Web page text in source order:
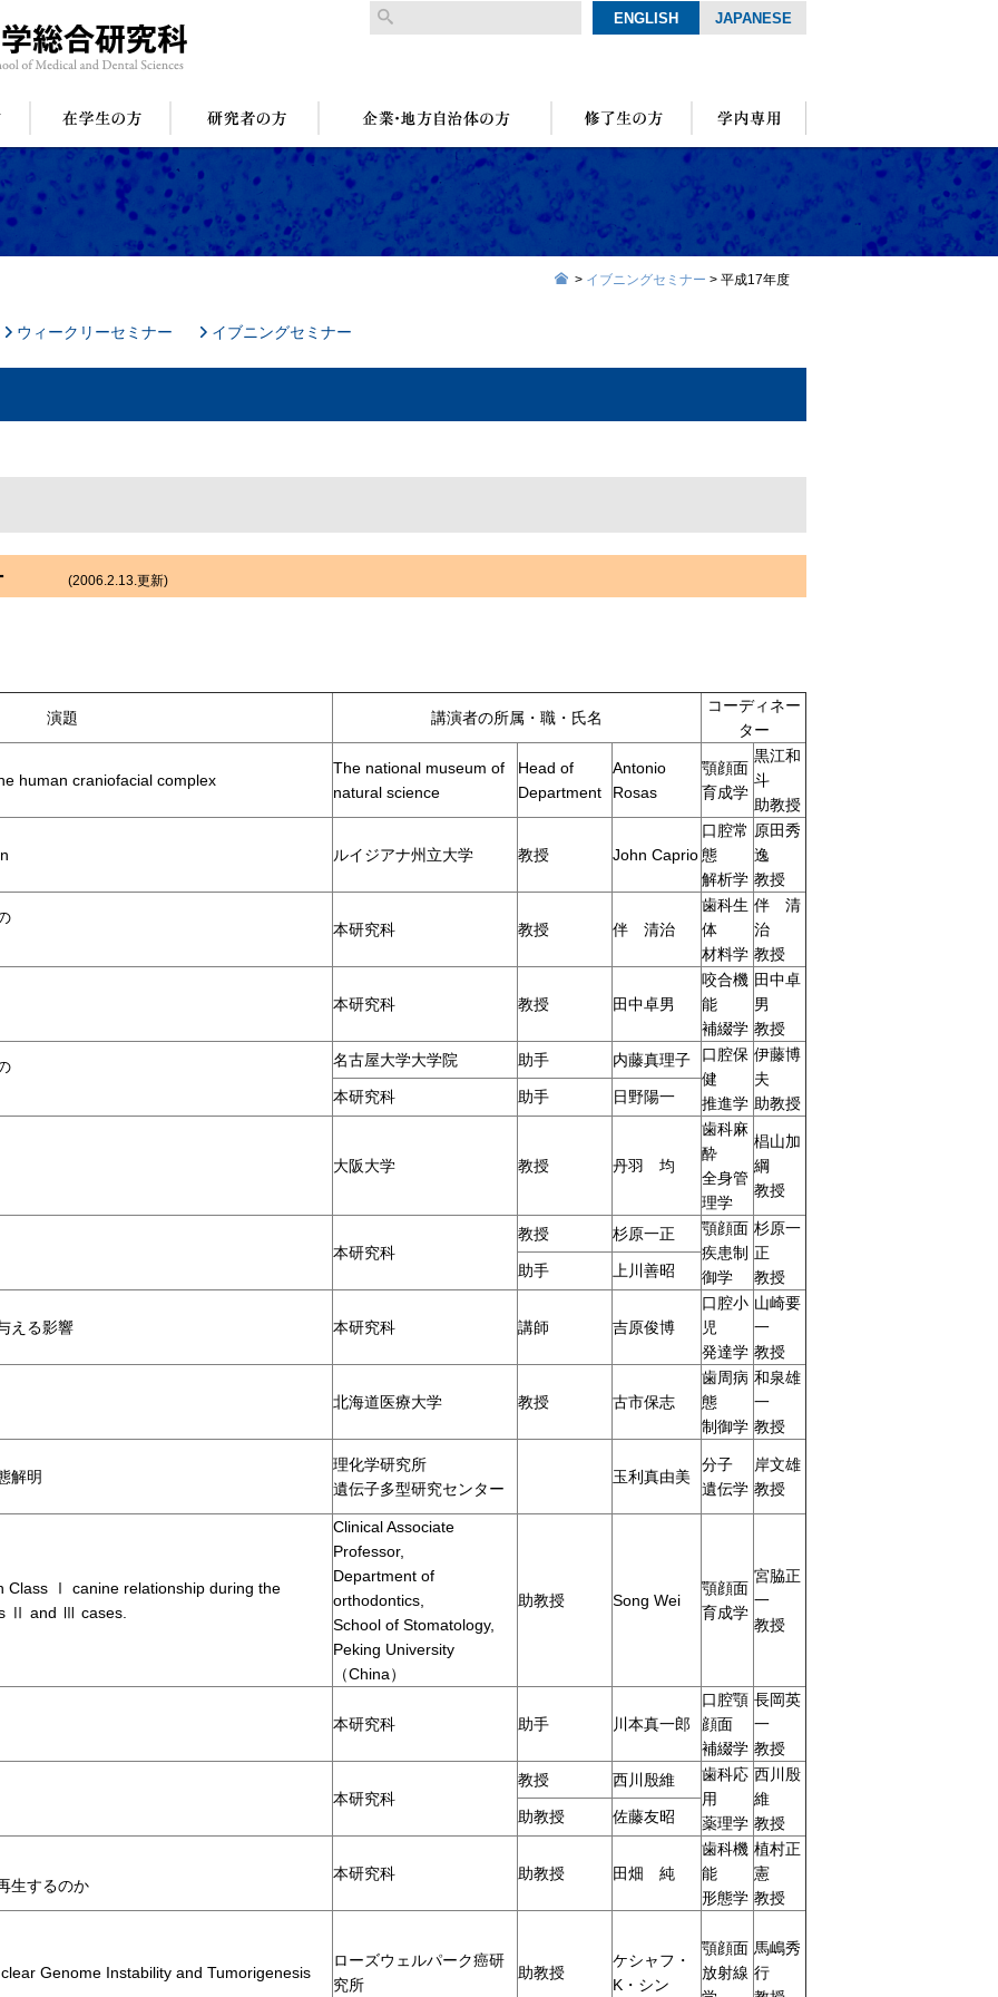
ENGLISH JAPANESE
> イブニングセミナー > 平成17年度
ウィークリーセミナー イブニングセミナー
(2006.2.13.更新)
演題 講演者の所属・職・氏名
コーディネー
ター
human craniofacial complex
The national museum of
natural science
Head of
Department
Antonio
Rosas
顎顔面
育成学
黒江和
斗
助教授
ルイジアナ州立大学 教授 John Caprio
口腔常
態
解析学
原田秀
逸
教授
本研究科 教授 伴 清治
歯科生
体
材料学
伴 清
治
教授
本研究科 教授 田中卓男
咬合機
能
補綴学
田中卓
男
教授
名古屋大学大学院 助手 内藤真理子
口腔保
健
推進学
伊藤博
夫
助教授
本研究科 助手 日野陽一
大阪大学 教授 丹羽 均
歯科麻
酔
全身管
理学
椙山加
綱
教授
本研究科
教授 杉原一正
顎顔面
疾患制
御学
杉原一
正
教授
助手 上川善昭
える影響 本研究科 講師 吉原俊博
口腔小
児
発達学
山崎要
一
教授
北海道医療大学 教授 古市保志
歯周病
態
制御学
和泉雄
一
教授
解明
理化学研究所
遺伝子多型研究センター
玉利真由美
分子
遺伝学
岸文雄
教授
Class Ⅰ canine relationship during the
Ⅱ and Ⅲ cases.
Clinical Associate
Professor,
Department of
orthodontics,
School of Stomatology,
Peking University
（China）
助教授 Song Wei
顎顔面
育成学
宮脇正
一
教授
本研究科 助手 川本真一郎
口腔顎
顔面
補綴学
長岡英
一
教授
本研究科
教授 西川殷維
歯科応
用
薬理学
西川殷
維
教授
助教授 佐藤友昭
生するのか
本研究科 助教授 田畑 純
歯科機
能
形態学
植村正
憲
教授
Genome Instability and Tumorigenesis
ローズウェルパーク癌研
究所
助教授
ケシャフ・
K・シン
顎顔面
放射線
馬嶋秀
行